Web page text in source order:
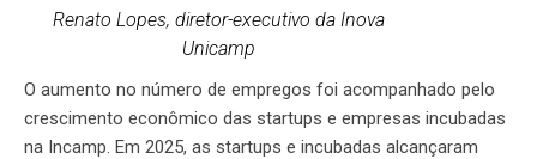
Renato Lopes, diretor-executivo da Inova
Unicamp
O aumento no número de empregos foi acompanhado pelo
crescimento econômico das startups e empresas incubadas
na Incamp. Em 2025, as startups e incubadas alcançaram